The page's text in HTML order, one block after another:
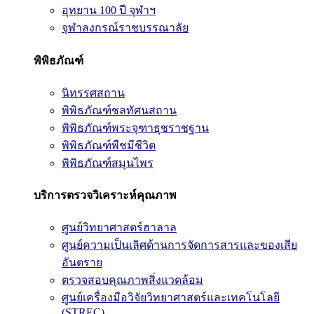
อุทยาน 100 ปี จุฬาฯ
จุฬาลงกรณ์ราชบรรณาลัย
พิพิธภัณฑ์
นิทรรศสถาน
พิพิธภัณฑ์ชลทัศนสถาน
พิพิธภัณฑ์พระจุฑาธุชราชฐาน
พิพิธภัณฑ์พืชมีชีวิต
พิพิธภัณฑ์สมุนไพร
บริการตรวจวิเคราะห์คุณภาพ
ศูนย์วิทยาศาสตร์ฮาลาล
ศูนย์ความเป็นเลิศด้านการจัดการสารและของเสีย
อันตราย
ตรวจสอบคุณภาพสิ่งแวดล้อม
ศูนย์เครื่องมือวิจัยวิทยาศาสตร์และเทคโนโลยี